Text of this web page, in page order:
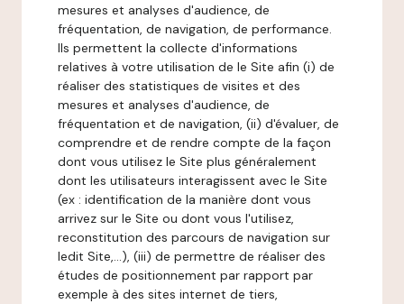
mesures et analyses d'audience, de
fréquentation, de navigation, de performance.
Ils permettent la collecte d'informations
relatives à votre utilisation de le Site afin (i) de
réaliser des statistiques de visites et des
mesures et analyses d'audience, de
fréquentation et de navigation, (ii) d'évaluer, de
comprendre et de rendre compte de la façon
dont vous utilisez le Site plus généralement
dont les utilisateurs interagissent avec le Site
(ex : identification de la manière dont vous
arrivez sur le Site ou dont vous l'utilisez,
reconstitution des parcours de navigation sur
ledit Site,...), (iii) de permettre de réaliser des
études de positionnement par rapport par
exemple à des sites internet de tiers,